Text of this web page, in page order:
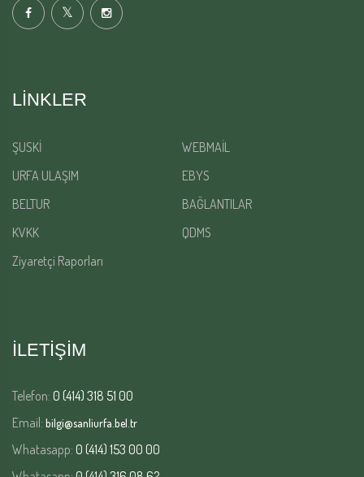
LINKLER
ŞUSKİ
WEBMAİL
URFA ULAŞIM
EBYS
BELTUR
BAĞLANTILAR
KVKK
QDMS
Ziyaretçi Raporları
İLETİŞİM
Telefon: 0 (414) 318 51 00
Email: bilgi@sanliurfa.bel.tr
Whatasapp: 0 (414) 153 00 00